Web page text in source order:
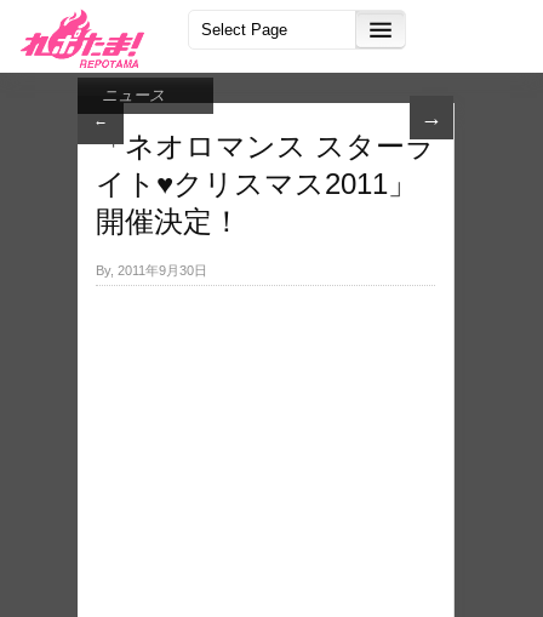
← →
ニュース
「ネオロマンス スターラ
イト♥クリスマス2011」
開催決定！
By, 2011年9月30日